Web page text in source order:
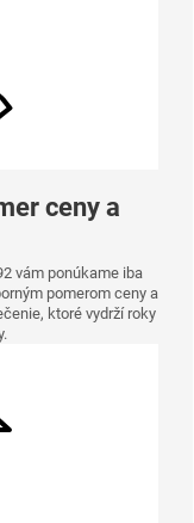
ceny a
vám ponúkame iba
pomerom ceny a
ktoré vydrží roky